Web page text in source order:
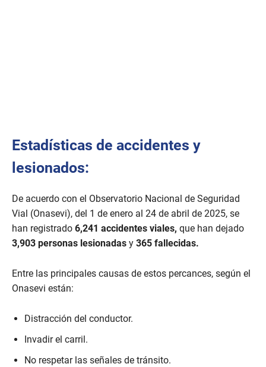
Estadísticas de accidentes y
lesionados:
De acuerdo con el Observatorio Nacional de Seguridad
Vial (Onasevi), del 1 de enero al 24 de abril de 2025, se
han registrado 6,241 accidentes viales, que han dejado
3,903 personas lesionadas y 365 fallecidas.
Entre las principales causas de estos percances, según el
Onasevi están:
Distracción del conductor.
Invadir el carril.
No respetar las señales de tránsito.